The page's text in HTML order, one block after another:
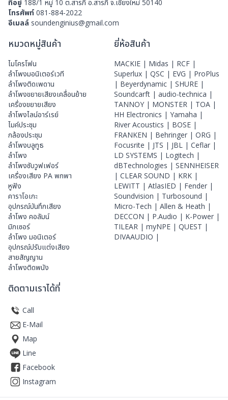
ที่อยู่ 188/1 หมู่ 10 ต.สารภี อ.สารภี จ.เชียงใหม่ 50140
โทรศัพท์ 081-884-2022
อีเมลล์ soundenginius@gmail.com
หมวดหมู่สินค้า
ไมโครโฟน
ลําโพงมอนิเตอร์เวที
ลำโพงติดเพดาน
ลำโพงขยายเสียงเคลื่อนย้าย
เครื่องขยายเสียง
ลำโพงไลน์อาร์เรย์
ไมค์ประชุม
กล้องประชุม
ลำโพงบลูทูธ
ลำโพง
ลำโพงซับวูฟเฟอร์
เครื่องเสียง PA พกพา
หูฟัง
คาราโอเกะ
อุปกรณ์บันทึกเสียง
ลำโพง คอลัมน์
มิกเซอร์
ลำโพง มอนิเตอร์
อุปกรณ์ปรับแต่งเสียง
สายสัญญาน
ลำโพงติดพนัง
ยี่ห้อสินค้า
MACKIE | Midas | RCF |
Superlux | QSC | EVG | ProPlus
| Beyerdynamic | SHURE |
Soundcarft | audio-technica |
TANNOY | MONSTER | TOA |
HH Electronics | Yamaha |
River Acoustics | BOSE |
FRANKEN | Behringer | ORG |
Focusrite | JTS | JBL | Ceflar |
LD SYSTEMS | Logitech |
dBTechnologies | SENNHEISER
| CLEAR SOUND | KRK |
LEWITT | AtlasIED | Fender |
Soundvision | Turbosound |
Micro-Tech | Allen & Heath |
DECCON | P.Audio | K-Power |
TILEAR | myNPE | QUEST |
DIVAAUDIO |
ติดตามเราได้ที่
Call
E-Mail
Map
Line
Facebook
Instagram